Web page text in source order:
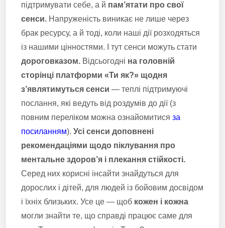
підтримувати себе, а й пам’ятати про свої
сенси. Напруженість виникає не лише через
брак ресурсу, а й тоді, коли наші дії розходяться
із нашими цінностями. І тут сенси можуть стати
дороговказом. Відсьогодні на головній
сторінці платформи «Ти як?» щодня
з’являтимуться сенси — теплі підтримуючі
послання, які ведуть від роздумів до дії (з
повним переліком можна ознайомитися за
посиланням). Усі сенси доповнені
рекомендаціями щодо піклування про
ментальне здоров’я і плекання стійкості.
Серед них корисні інсайти знайдуться для
дорослих і дітей, для людей із бойовим досвідом
і їхніх близьких. Усе це — щоб кожен і кожна
могли знайти те, що справді працює саме для